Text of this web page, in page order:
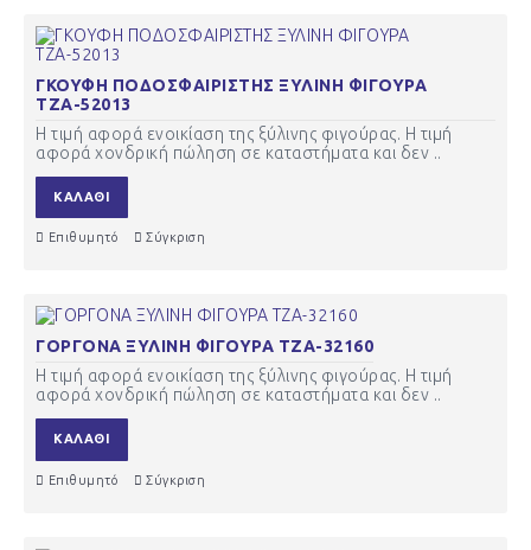
ΓΚΟΥΦΗ ΠΟΔΟΣΦΑΙΡΙΣΤΗΣ ΞΥΛΙΝΗ ΦΙΓΟΥΡΑ
ΤΖΑ-52013
Η τιμή αφορά ενοικίαση της ξύλινης φιγούρας. Η τιμή
αφορά χονδρική πώληση σε καταστήματα και δεν ..
ΚΑΛΆΘΙ
Επιθυμητό Σύγκριση
ΓΟΡΓΟΝΑ ΞΥΛΙΝΗ ΦΙΓΟΥΡΑ ΤΖΑ-32160
Η τιμή αφορά ενοικίαση της ξύλινης φιγούρας. Η τιμή
αφορά χονδρική πώληση σε καταστήματα και δεν ..
ΚΑΛΆΘΙ
Επιθυμητό Σύγκριση